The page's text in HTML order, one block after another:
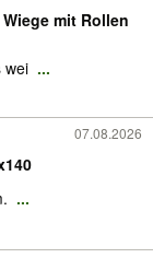
mit Rollen
wei ...
07.08.2026
...